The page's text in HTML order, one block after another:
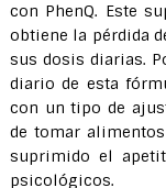
con PhenQ. Este
obtiene la pérdida
sus dosis diarias.
diario de esta
con un tipo de
de tomar
suprimido el
psicológicos.